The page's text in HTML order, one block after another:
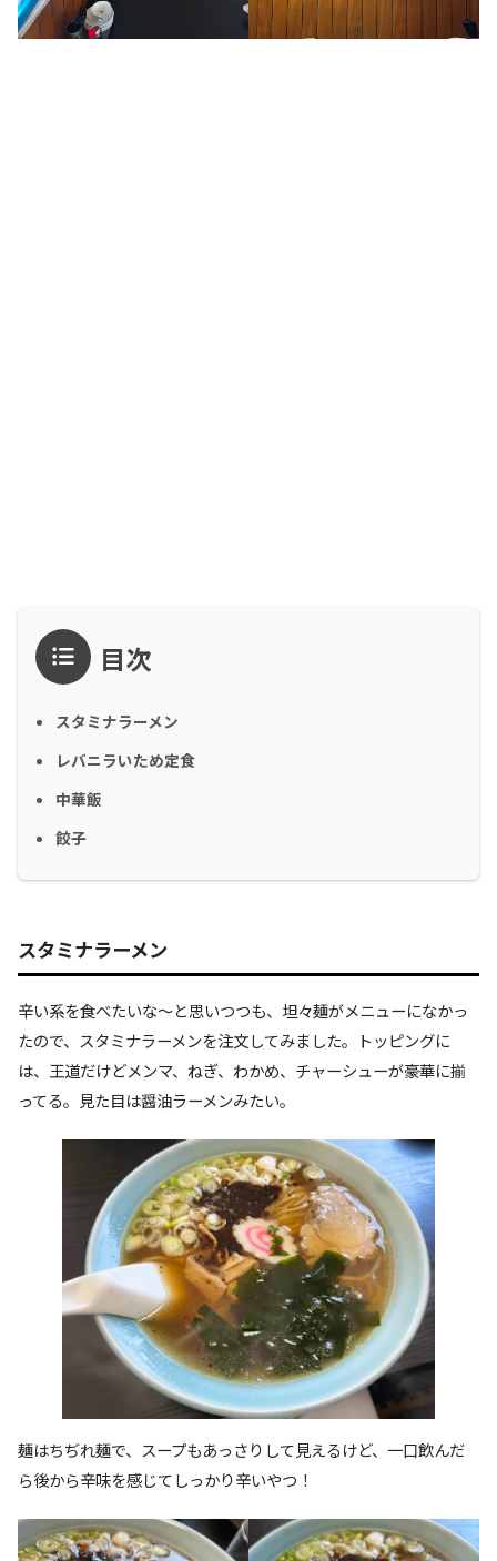
目次
スタミナラーメン
レバニラいため定食
中華飯
餃子
スタミナラーメン
辛い系を食べたいな〜と思いつつも、坦々麺がメニューになかっ
たので、スタミナラーメンを注文してみました。トッピングに
は、王道だけどメンマ、ねぎ、わかめ、チャーシューが豪華に揃
ってる。見た目は醤油ラーメンみたい。
麺はちぢれ麺で、スープもあっさりして見えるけど、一口飲んだ
ら後から辛味を感じてしっかり辛いやつ！